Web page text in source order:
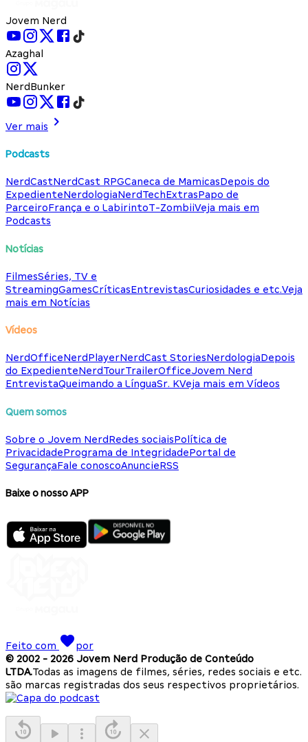
Jovem Nerd
Azaghal
NerdBunker
Ver mais
Podcasts
NerdCastNerdCast RPGCaneca de MamicasDepois do
ExpedienteNerdologiaNerdTechExtrasPapo de
ParceiroFrança e o LabirintoT-ZombiiVeja mais em
Podcasts
Notícias
FilmesSéries, TV e
StreamingGamesCríticasEntrevistasCuriosidades e etc.Veja
mais em Notícias
Vídeos
NerdOfficeNerdPlayerNerdCast StoriesNerdologiaDepois
do ExpedienteNerdTourTrailerOfficeJovem Nerd
EntrevistaQueimando a LínguaSr. KVeja mais em Vídeos
Quem somos
Sobre o Jovem NerdRedes sociaisPolítica de
PrivacidadePrograma de IntegridadePortal de
SegurançaFale conoscoAnuncieRSS
Baixe o nosso APP
Feito com
por
© 2002 - 2026 Jovem Nerd Produção de Conteúdo
LTDA.Todas as imagens de filmes, séries, redes sociais e etc.
são marcas registradas dos seus respectivos proprietários.